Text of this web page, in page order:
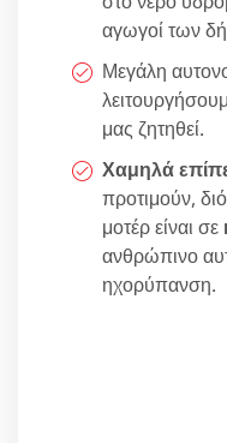
αγωγοί των
Μεγάλη
μας ζητηθεί.
Χαμηλά
προτιμούν,
μοτέρ είναι σε
ανθρώπινο
ηχορύπανση.